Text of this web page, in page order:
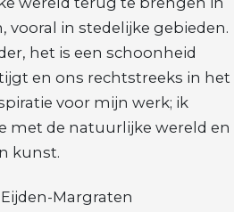
vooral in stedelijke gebieden.
het is een schoonheid
en ons rechtstreeks in het
voor mijn werk; ik
met de natuurlijke wereld en
kunst.
Margraten